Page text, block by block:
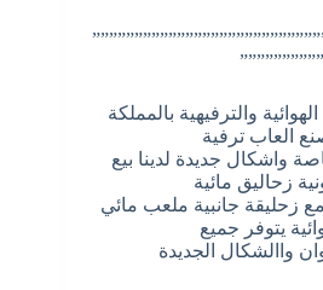
والترفيهية بالمملكة
العاب ترفية
واشكال جديدة لدينا بيع
زحاليق مائية
زحليقة جانبية ملعب مائي
يتوفر جميع
واالشكال الجديدة